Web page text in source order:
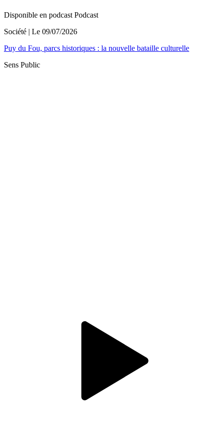
Disponible en podcast Podcast
Société | Le 09/07/2026
Puy du Fou, parcs historiques : la nouvelle bataille culturelle
Sens Public